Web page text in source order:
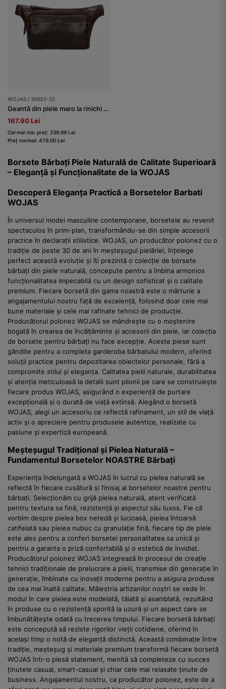
WOJAS / 90022-52
Geantă din piele maro la rinichi bărbați
167.90 Lei
Cel mai mic preț: 239.99 Lei
Preț normal: 479.00 Lei
Borsete Bărbați Piele Naturală de Calitate Superioară
– Eleganță și Funcționalitate de la WOJAS
Descoperă Eleganța Practică a Borsetelor Barbati
WOJAS
În universul modei masculine contemporane, borsetele au revenit
spectaculos în prim-plan, transformându-se din simple accesorii
practice în declarații stilistice. WOJAS, un producător polonez cu o
tradiție de peste 30 de ani în meșteșugul pielăriei, înțelege
perfect această evoluție și îți prezintă o colecție de borsete
bărbați din piele naturală, concepute pentru a îmbina armonios
funcționalitatea impecabilă cu un design sofisticat și o calitate
premium. Fiecare borsetă din gama noastră este o mărturie a
angajamentului nostru față de excelență, folosind doar cele mai
bune materiale și cele mai rafinate tehnici de producție.
Producătorul polonez WOJAS se mândrește cu o moștenire
bogată în crearea de încălțăminte și accesorii din piele, iar colecția
de borsete pentru bărbați nu face excepție. Aceste piese sunt
gândite pentru a completa garderoba bărbatului modern, oferind
soluții practice pentru depozitarea obiectelor personale, fără a
compromite stilul și eleganța. Calitatea pielii naturale, durabilitatea
și atenția meticuloasă la detalii sunt pilonii pe care se construiește
fiecare produs WOJAS, asigurând o experiență de purtare
excepțională și o durată de viață extinsă. Alegând o borsetă
WOJAS, alegi un accesoriu ce reflectă rafinament, un stil de viață
activ și o apreciere pentru produsele autentice, realizate cu
pasiune și expertiză europeană.
Meșteșugul Tradițional și Pielea Naturală –
Fundamentul Borsetelor NOASTRE Bărbați
Experiența îndelungată a WOJAS în lucrul cu pielea naturală se
reflectă în fiecare cusătură și finisaj al borsetelor noastre pentru
bărbați. Selecționăm cu grijă pielea naturală, atent verificată
pentru textura sa fină, rezistență și aspectul său luxos. Fie că
vorbim despre pielea box netedă și lucioasă, pielea întoarsă
catifelată sau pielea nubuc cu granulație fină, fiecare tip de piele
este ales pentru a conferi borsetei personalitatea sa unică și
pentru a garanta o priză confortabilă și o estetică de invidiat.
Producătorul polonez WOJAS integrează în procesul de creație
tehnici tradiționale de prelucrare a pielii, transmise din generație în
generație, îmbinate cu inovații moderne pentru a asigura produse
de cea mai înaltă calitate. Măiestria artizanilor noștri se vede în
modul în care pielea este modelată, tăiată și asamblată, rezultând
în produse cu o rezistență sporită la uzură și un aspect care se
îmbunătățește odată cu trecerea timpului. Fiecare borsetă bărbați
este concepută să reziste rigorilor vieții cotidiene, oferind în
același timp o notă de eleganță distinctă. Această combinație între
tradiție, meșteșug și materiale premium transformă fiecare borsetă
WOJAS într-o piesă statement, menită să completeze cu succes
ținutele casual, smart-casual și chiar cele mai relaxate ținute de
business. Angajamentul nostru, ca producător polonez, este de a